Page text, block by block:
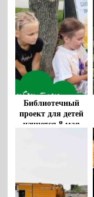
Библиотечный
проект для детей
начнется 8 мая